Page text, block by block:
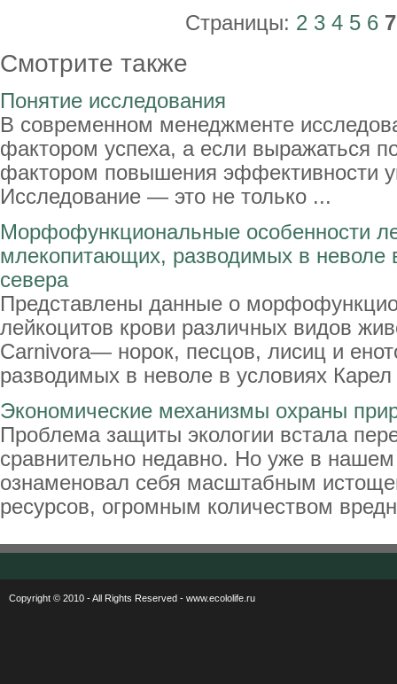
Страницы: 2 3 4 5 6 7
Смотрите также
Понятие исследования
В современном менеджменте
фактором успеха, а если выражаться
фактором повышения эффективности
Исследование — это не только ...
Морфофункциональные особенности
млекопитающих, разводимых в неволе
севера
Представлены данные о
лейкоцитов крови различных видов
Carnivora— норок, песцов, лисиц и
разводимых в неволе в условиях
Экономические механизмы охраны
Проблема защиты экологии встала
сравнительно недавно. Но уже в
ознаменовал себя масштабным
ресурсов, огромным количеством
Copyright © 2010 - All Rights Reserved - www.ecololife.ru